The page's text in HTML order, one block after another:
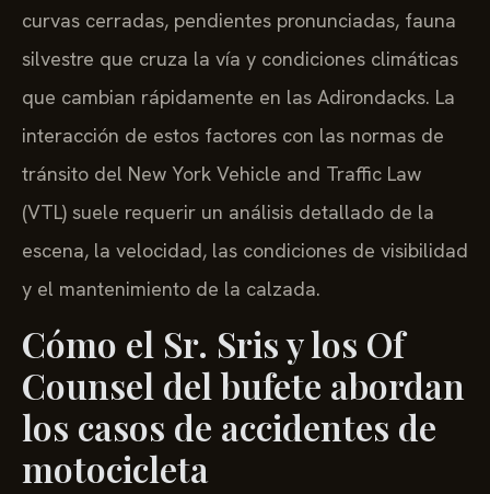
curvas cerradas, pendientes pronunciadas, fauna
silvestre que cruza la vía y condiciones climáticas
que cambian rápidamente en las Adirondacks. La
interacción de estos factores con las normas de
tránsito del New York Vehicle and Traffic Law
(VTL) suele requerir un análisis detallado de la
escena, la velocidad, las condiciones de visibilidad
y el mantenimiento de la calzada.
Cómo el Sr. Sris y los Of
Counsel del bufete abordan
los casos de accidentes de
motocicleta